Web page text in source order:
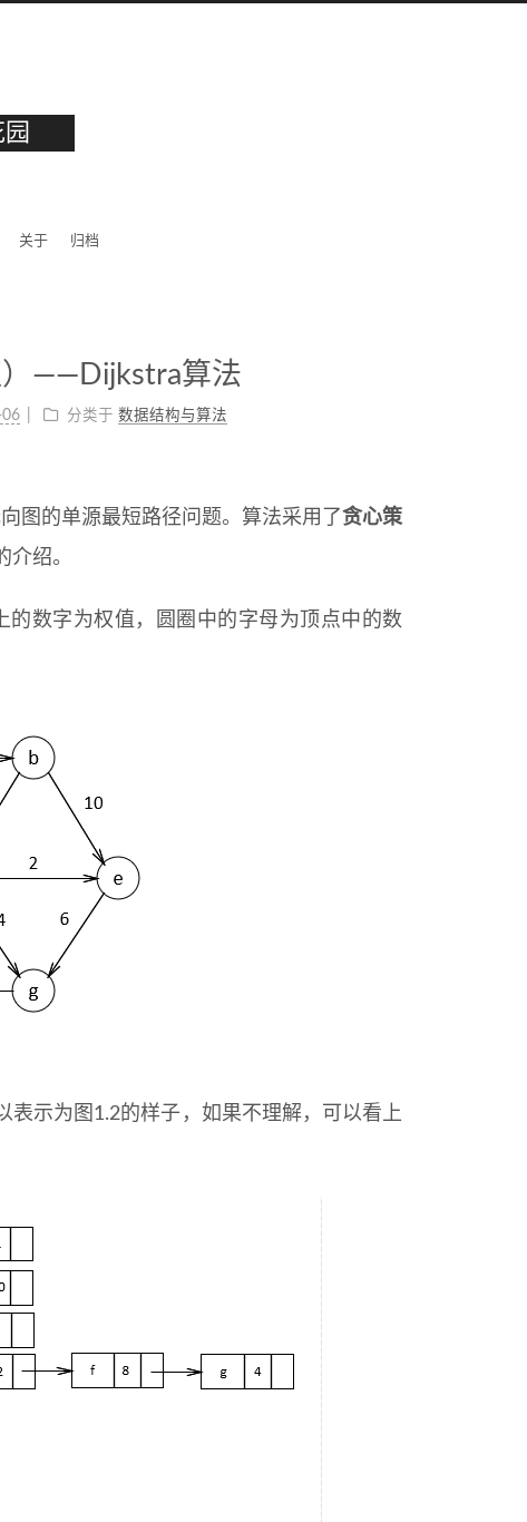
关于 归档
）——Dijkstra算法
分类于 数据结构与算法
图的单源最短路径问题。算法采用了贪心策
绍。
数字为权值，圆圈中的字母为顶点中的数
示为图1.2的样子，如果不理解，可以看上